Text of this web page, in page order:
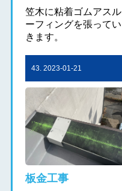
笠木に粘着ゴムアスル
ーフィングを張ってい
きます。
43. 2023-01-21
板金工事